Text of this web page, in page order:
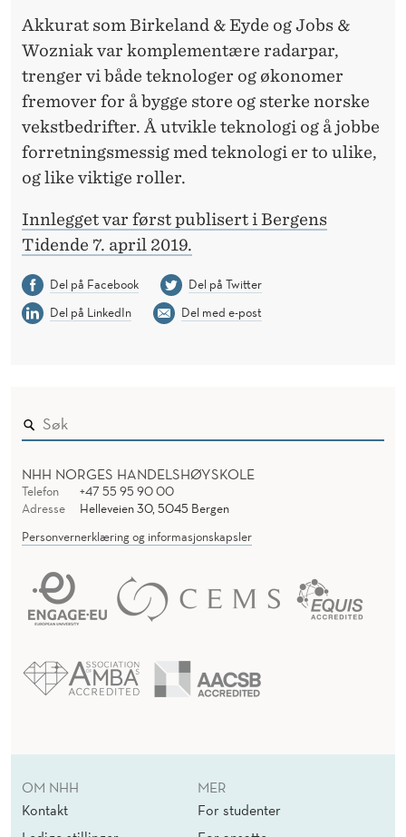
Akkurat som Birkeland & Eyde og Jobs &
Wozniak var komplementære radarpar,
trenger vi både teknologer og økonomer
fremover for å bygge store og sterke norske
vekstbedrifter. Å utvikle teknologi og å jobbe
forretningsmessig med teknologi er to ulike,
og like viktige roller.
Innlegget var først publisert i Bergens
Tidende 7. april 2019.
Del på Facebook
Del på Twitter
Del på LinkedIn
Del med e-post
NHH NORGES HANDELSHØYSKOLE
Telefon
+47 55 95 90 00
Adresse
Helleveien 30, 5045 Bergen
Personvernerklæring og informasjonskapsler
OM NHH
Kontakt
MER
For studenter